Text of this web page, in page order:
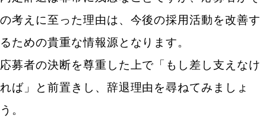
の考えに至った理由は、今後の採用活動を改善す
るための貴重な情報源となります。
応募者の決断を尊重した上で「もし差し支えなけ
れば」と前置きし、辞退理由を尋ねてみましょ
う。